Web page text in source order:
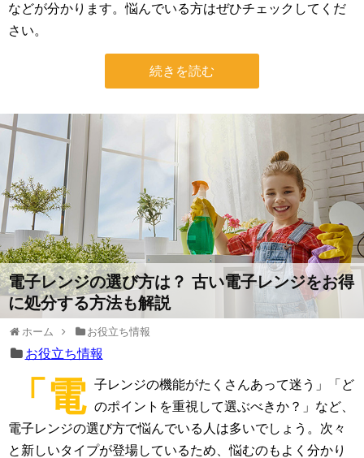
などが分かります。悩んでいる方はぜひチェックしてくだ
さい。
続きを読む
電子レンジの選び方は？ 古い電子レンジをお得
に処分する方法も解説
ホーム お役立ち情報
お役立ち情報
「電 子レンジの機能がたくさんあって迷う」「ど
のポイントを重視して選ぶべきか？」など、
電子レンジの選び方で悩んでいる人は多いでしょう。次々
と新しいタイプが登場しているため、悩むのもよく分かり